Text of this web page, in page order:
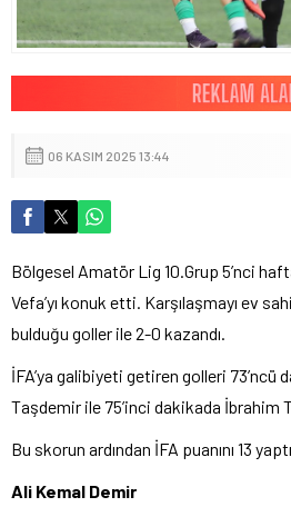
06 KASIM 2025 13:44
Bölgesel Amatör Lig 10.Grup 5’nci
Vefa’yı konuk etti. Karşılaşmayı ev
bulduğu goller ile 2-0 kazandı.
İFA’ya galibiyeti getiren golleri 73’ncü
Taşdemir ile 75’inci dakikada İbrahim
Bu skorun ardından İFA puanını 13
Ali Kemal Demir